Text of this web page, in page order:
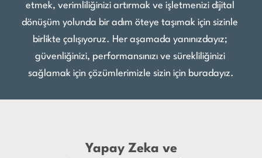
etmek, verimliliğinizi artırmak ve işletmenizi dijital
dönüşüm yolunda bir adım öteye taşımak için sizinle
birlikte çalışıyoruz. Her aşamada yanınızdayız;
güvenliğinizi, performansınızı ve sürekliliğinizi
sağlamak için çözümlerimizle sizin için buradayız.
Yapay Zeka ve